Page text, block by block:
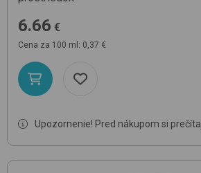
6.66 €
Cena za 100 ml: 0,37 €
Upozornenie! Pred nákupom si